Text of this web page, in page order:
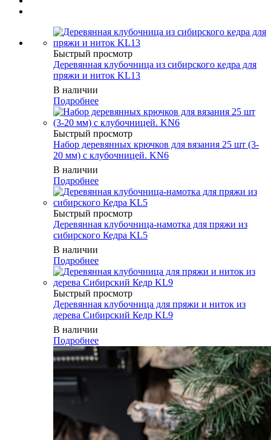
Быстрый просмотр
Деревянная клубочница из сибирского кедра для
пряжи и ниток KL13
В наличии
Подробнее
Быстрый просмотр
Набор деревянных крючков для вязания 25 шт (3-
20 мм) с клубочницей. KN6
В наличии
Подробнее
Быстрый просмотр
Деревянная клубочница-намотка для пряжи из
сибирского Кедра KL5
В наличии
Подробнее
Быстрый просмотр
Деревянная клубочница для пряжи и ниток из
дерева Сибирский Кедр KL9
В наличии
Подробнее